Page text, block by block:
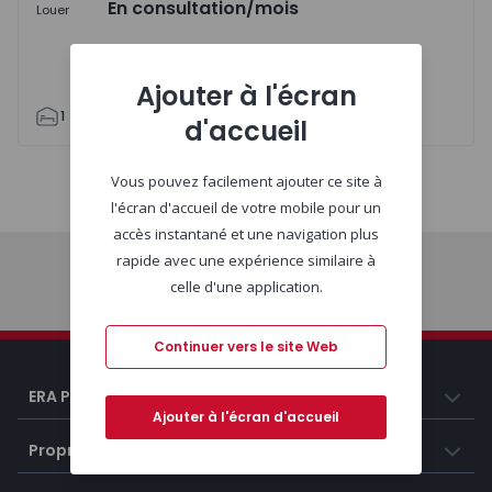
Louer En consultation/mois
1
Carte Liste
Début
ERA Portugal
Propriétés
Ajouter à l'écran
d'accueil
Vous pouvez facilement ajouter ce site à
l'écran d'accueil de votre mobile pour un
accès instantané et une navigation plus
rapide avec une expérience similaire à
celle d'une application.
Continuer vers le site Web
Ajouter à l'écran d'accueil